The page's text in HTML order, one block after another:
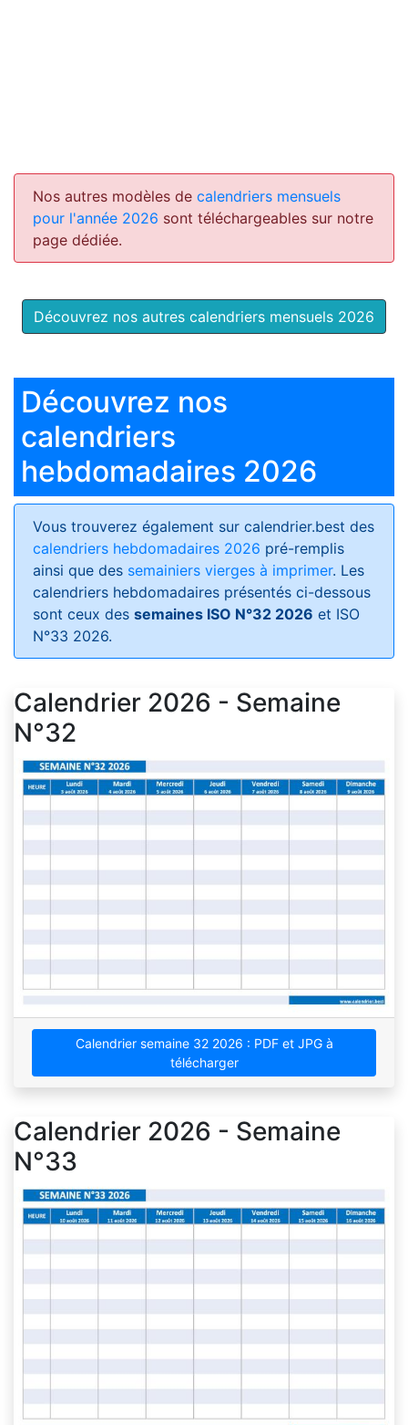
Nos autres modèles de calendriers mensuels
pour l'année 2026 sont téléchargeables sur notre
page dédiée.
Découvrez nos autres calendriers mensuels 2026
Découvrez nos
calendriers
hebdomadaires 2026
Vous trouverez également sur calendrier.best des
calendriers hebdomadaires 2026 pré-remplis
ainsi que des semainiers vierges à imprimer. Les
calendriers hebdomadaires présentés ci-dessous
sont ceux des semaines ISO N°32 2026 et ISO
N°33 2026.
Calendrier 2026 - Semaine
N°32
Calendrier semaine 32 2026 : PDF et JPG à
télécharger
Calendrier 2026 - Semaine
N°33